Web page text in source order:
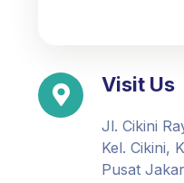
Visit Us
Jl. Cikini
Kel. Cikini,
Pusat